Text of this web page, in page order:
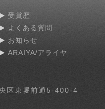
受賞歴
よくある質問
お知らせ
ARAIYA/アライヤ
区東堀前通5-400-4